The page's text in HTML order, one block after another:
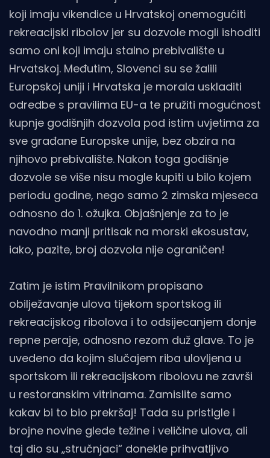
koji imaju vikendice u Hrvatskoj onemogućiti
rekreacijski ribolov jer su dozvole mogli ishoditi
samo oni koji imaju stalno prebivalište u
Hrvatskoj. Međutim, Slovenci su se žalili
Europskoj uniji i Hrvatska je morala uskladiti
odredbe s pravilima EU-a te pružiti mogućnost
kupnje godišnjih dozvola pod istim uvjetima za
sve građane Europske unije, bez obzira na
njihovo prebivalište. Nakon toga godišnje
dozvole se više nisu mogle kupiti u bilo kojem
periodu godine, nego samo 2 zimska mjeseca
odnosno do 1. ožujka. Objašnjenje za to je
navodno manji pritisak na morski ekosustav,
iako, pazite, broj dozvola nije ograničen!
Zatim je istim Pravilnikom propisano
obilježavanje ulova tijekom sportskog ili
rekreacijskog ribolova i to odsijecanjem donje
repne peraje, odnosno rezom duž glave. To je
uvedeno da kojim slučajem riba ulovljena u
sportskom ili rekreacijskom ribolovu ne završi
u restoranskim vitrinama. Zamislite samo
kakav bi to bio prekršaj! Tada su pristigle i
brojne novine glede težine i veličine ulova, ali
taj dio su „stručnjaci“ donekle prihvatljivo